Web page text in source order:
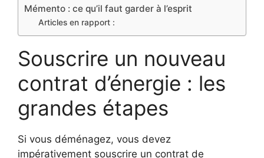
Mémento : ce qu’il faut garder à l’esprit
Articles en rapport :
Souscrire un nouveau
contrat d’énergie : les
grandes étapes
Si vous déménagez, vous devez
impérativement souscrire un contrat de